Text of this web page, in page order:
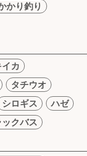
かり釣り
カ
タチウオ
シロギス
ハゼ
クバス